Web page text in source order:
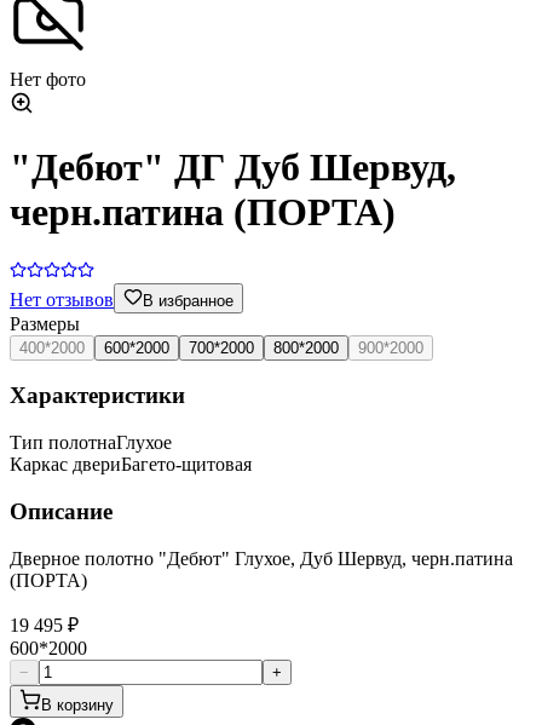
Нет фото
"Дебют" ДГ Дуб Шервуд,
черн.патина (ПОРТА)
Нет отзывов В избранное
Размеры
400*2000 600*2000 700*2000 800*2000 900*2000
Характеристики
Тип полотнаГлухое
Каркас двериБагето-щитовая
Описание
Дверное полотно "Дебют" Глухое, Дуб Шервуд, черн.патина
(ПОРТА)
19 495 ₽
600*2000
−
+
В корзину